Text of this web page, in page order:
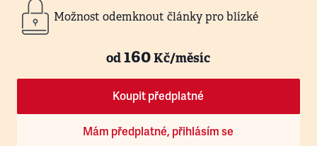
Možnost odemknout články pro blízké
od160Kč/měsíc
Koupit předplatné
Mám předplatné, přihlásím se